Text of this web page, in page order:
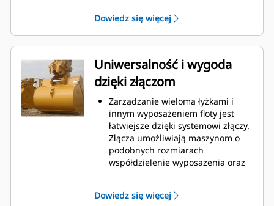
pozwalają utrzymać większość
materiału w łyżce podczas każdego
załadunku.
odpornej na ścieranie stali,
zwłaszcza w przypadku
podzespołów podatnych na
nadmierne zużycie.
Chroń najważniejsze, podatne na
zużycie obszary łyżki za pomocą
osprzętu do prac ziemnych (GET)
Cat.
Zwiększ produkcję w
wymagających zastosowaniach,
ułatw penetrację podczas
stertowania i skróć czas trwania
cyklu za pomocą systemu Cat®
Montuj i demontuj końcówki
Dowiedz się więcej
Uniwersalność i wygoda
dzięki złączom
Zarządzanie wieloma łyżkami i
innym wyposażeniem floty jest
łatwiejsze dzięki systemowi złączy.
Złącza umożliwiają maszynom o
podobnych rozmiarach
współdzielenie wyposażenia oraz
Łyżki, które można zamocować
Dowiedz się więcej